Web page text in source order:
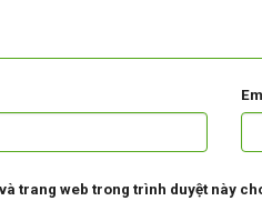
trang web trong trình duyệt này